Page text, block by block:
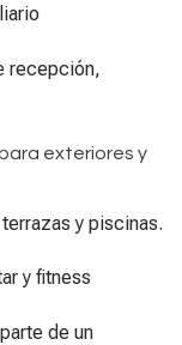
recepción,
exteriores y
y piscinas.
y fitness
de un